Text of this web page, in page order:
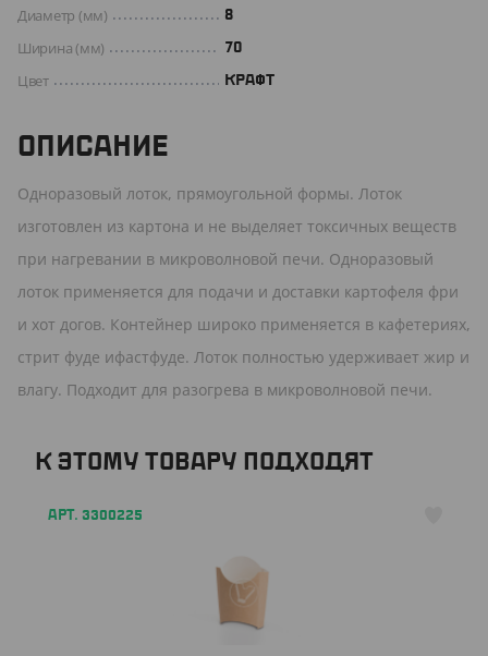
Диаметр (мм) 8
Ширина (мм) 70
Цвет КРАФТ
ОПИСАНИЕ
Одноразовый лоток, прямоугольной формы. Лоток
изготовлен из картона и не выделяет токсичных веществ
при нагревании в микроволновой печи. Одноразовый
лоток применяется для подачи и доставки картофеля фри
и хот догов. Контейнер широко применяется в кафетериях,
стрит фуде ифастфуде. Лоток полностью удерживает жир и
влагу. Подходит для разогрева в микроволновой печи.
К ЭТОМУ ТОВАРУ ПОДХОДЯТ
АРТ. 3300225